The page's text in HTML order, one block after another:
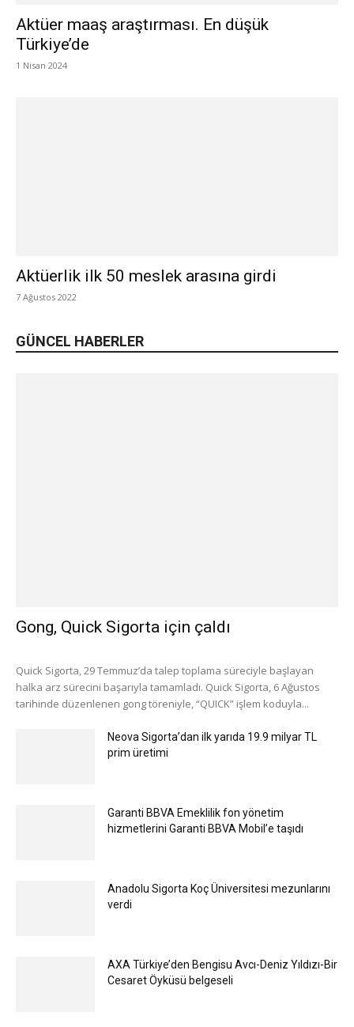
Aktüer maaş araştırması. En düşük
Türkiye’de
1 Nisan 2024
Aktüerlik ilk 50 meslek arasına girdi
7 Ağustos 2022
GÜNCEL HABERLER
Gong, Quick Sigorta için çaldı
Quick Sigorta, 29 Temmuz’da talep toplama süreciyle başlayan
halka arz sürecini başarıyla tamamladı. Quick Sigorta, 6 Ağustos
tarihinde düzenlenen gong töreniyle, “QUICK” işlem koduyla...
Neova Sigorta’dan ilk yarıda 19.9 milyar TL
prim üretimi
Garanti BBVA Emeklilik fon yönetim
hizmetlerini Garanti BBVA Mobil’e taşıdı
Anadolu Sigorta Koç Üniversitesi mezunlarını
verdi
AXA Türkiye’den Bengisu Avcı-Deniz Yıldızı-Bir
Cesaret Öyküsü belgeseli